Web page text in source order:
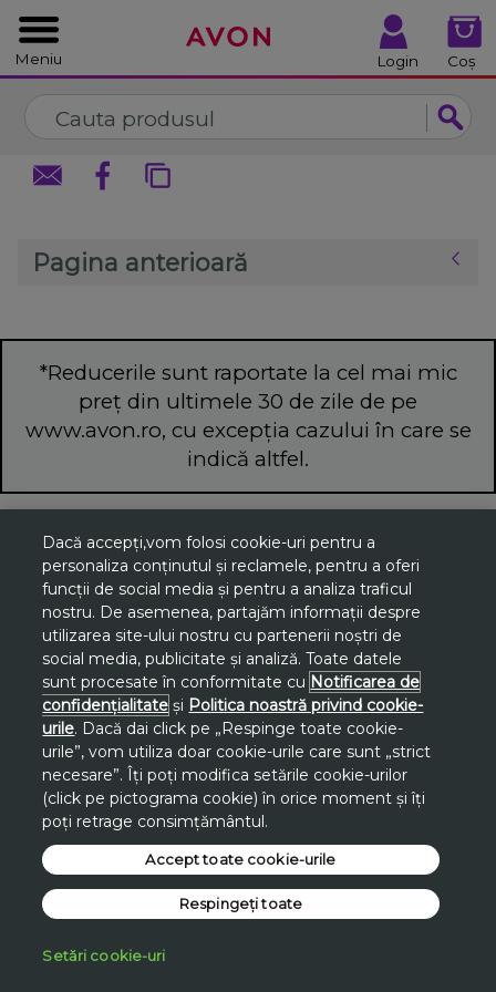
Meniu Login Coș
Pagina anterioară
*Reducerile sunt raportate la cel mai mic
preț din ultimele 30 de zile de pe
www.avon.ro, cu excepția cazului în care se
indică altfel.
Închide Închide
Dacă accepți,vom folosi cookie-uri pentru a
personaliza conținutul și reclamele, pentru a oferi
funcții de social media și pentru a analiza traficul
nostru. De asemenea, partajăm informații despre
utilizarea site-ului nostru cu partenerii noștri de
social media, publicitate și analiză. Toate datele
sunt procesate în conformitate cu Notificarea de
confidențialitate și Politica noastră privind cookie-
urile. Dacă dai click pe „Respinge toate cookie-
urile”, vom utiliza doar cookie-urile care sunt „strict
necesare”. Îți poți modifica setările cookie-urilor
(click pe pictograma cookie) în orice moment și îți
poți retrage consimțământul.
Setări cookie-uri
Respingeți toate
Accept toate cookie-urile